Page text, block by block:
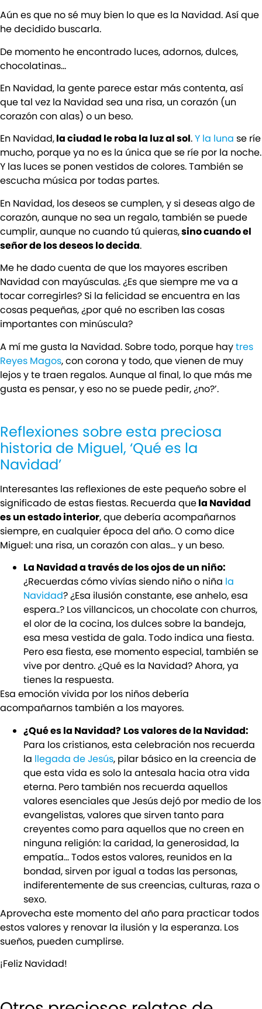
Aún es que no sé muy bien lo que es la Navidad. Así que
he decidido buscarla.
De momento he encontrado luces, adornos, dulces,
chocolatinas…
En Navidad, la gente parece estar más contenta, así
que tal vez la Navidad sea una risa, un corazón (un
corazón con alas) o un beso.
En Navidad,la ciudad le roba la luz al sol.Y la luna se ríe
mucho, porque ya no es la única que se ríe por la noche.
Y las luces se ponen vestidos de colores. También se
escucha música por todas partes.
En Navidad, los deseos se cumplen, y si deseas algo de
corazón, aunque no sea un regalo, también se puede
cumplir, aunque no cuando tú quieras,sino cuando el
señor de los deseos lo decida.
Me he dado cuenta de que los mayores escriben
Navidad con mayúsculas. ¿Es que siempre me va a
tocar corregirles? Si la felicidad se encuentra en las
cosas pequeñas, ¿por qué no escriben las cosas
importantes con minúscula?
A mí me gusta la Navidad. Sobre todo, porque haytres
Reyes Magos, con corona y todo, que vienen de muy
lejos y te traen regalos. Aunque al final, lo que más me
gusta es pensar, y eso no se puede pedir, ¿no?’.
Reflexiones sobre esta preciosa
historia de Miguel, ‘Qué es la
Navidad’
Interesantes las reflexiones de este pequeño sobre el
significado de estas fiestas. Recuerda quela Navidad
es un estado interior, que debería acompañarnos
siempre, en cualquier época del año. O como dice
Miguel: una risa, un corazón con alas… y un beso.
La Navidad a través de los ojos de un niño:
¿Recuerdas cómo vivías siendo niño o niña la
Navidad? ¿Esa ilusión constante, ese anhelo, esa
espera..? Los villancicos, un chocolate con churros,
el olor de la cocina, los dulces sobre la bandeja,
esa mesa vestida de gala. Todo indica una fiesta.
Pero esa fiesta, ese momento especial, también se
vive por dentro. ¿Qué es la Navidad? Ahora, ya
tienes la respuesta.
Esa emoción vivida por los niños debería
acompañarnos también a los mayores.
¿Qué es la Navidad? Los valores de la Navidad:
Para los cristianos, esta celebración nos recuerda
la llegada de Jesús, pilar básico en la creencia de
que esta vida es solo la antesala hacia otra vida
eterna. Pero también nos recuerda aquellos
valores esenciales que Jesús dejó por medio de los
evangelistas, valores que sirven tanto para
creyentes como para aquellos que no creen en
ninguna religión: la caridad, la generosidad, la
empatía… Todos estos valores, reunidos en la
bondad, sirven por igual a todas las personas,
indiferentemente de sus creencias, culturas, raza o
sexo.
Aprovecha este momento del año para practicar todos
estos valores y renovar la ilusión y la esperanza. Los
sueños, pueden cumplirse.
¡Feliz Navidad!